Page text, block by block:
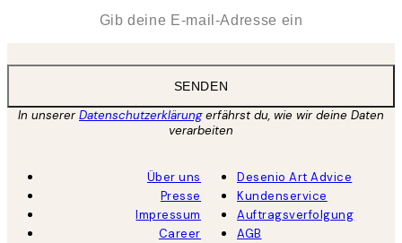
SENDEN
In unsererDatenschutzerklärungerfährst du, wie wir deine Daten
verarbeiten
Über uns
Presse
Impressum
Career
Desenio Art Advice
Kundenservice
Auftragsverfolgung
AGB